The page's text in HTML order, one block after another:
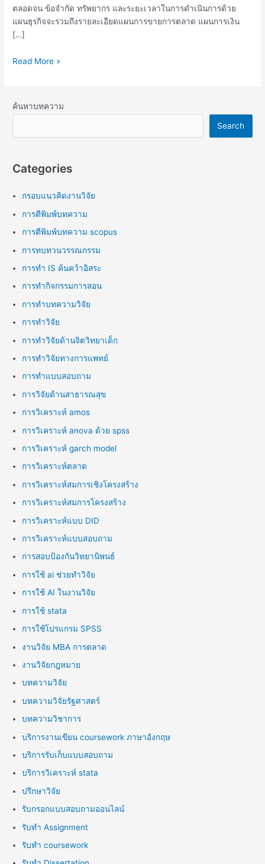
ตลอดจน ข้อจำกัด ทรัพยากร และระยะเวลาในการดำเนินการด้วย
แผนธุรกิจจะรวมถึงรายละเอียดแผนการขายการตลาด แผนการเงิน
[…]
Read More »
ค้นหาบทความ
Search
Categories
กรอบแนวคิดงานวิจัย
การตีพิมพ์บทความ
การตีพิมพ์บทความ scopus
การทบทวนวรรณกรรม
การทำ IS ค้นคว้าอิสระ
การทำกิจกรรมการสอน
การทำบทความวิจัย
การทำวิจัย
การทำวิจัยด้านจิตวิทยาเด็ก
การทำวิจัยทางการแพทย์
การทำแบบสอบถาม
การวิจัยด้านสาธารณสุข
การวิเคราะห์ amos
การวิเคราะห์ anova ด้วย spss
การวิเคราะห์ garch model
การวิเคราะห์ตลาด
การวิเคราะห์สมการเชิงโครงสร้าง
การวิเคราะห์สมการโครงสร้าง
การวิเคราะห์แบบ DID
การวิเคราะห์แบบสอบถาม
การสอบป้องกันวิทยานิพนธ์
การใช้ ai ช่วยทำวิจัย
การใช้ AI ในงานวิจัย
การใช้ stata
การใช้โปรแกรม SPSS
งานวิจัย MBA การตลาด
งานวิจัยกฎหมาย
บทความวิจัย
บทความวิจัยรัฐศาสตร์
บทความวิชาการ
บริการงานเขียน coursework ภาษาอังกฤษ
บริการรับเก็บแบบสอบถาม
บริการวิเคราะห์ stata
ปรึกษาวิจัย
รับกรอกแบบสอบถามออนไลน์
รับทำ Assignment
รับทำ coursework